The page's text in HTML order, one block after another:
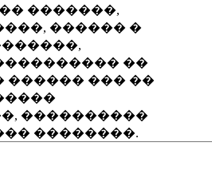
�������,
������ �
��
������ ��� ��
����������
��������.